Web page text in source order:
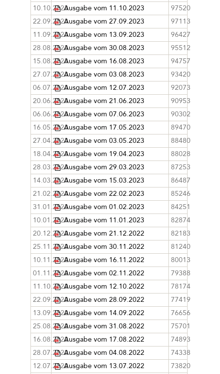
10.10.2023Ausgabe vom 11.10.2023
97520
22.09.2023Ausgabe vom 27.09.2023
97113
11.09.2023Ausgabe vom 13.09.2023
96427
28.08.2023Ausgabe vom 30.08.2023
95512
15.08.2023Ausgabe vom 16.08.2023
94757
27.07.2023Ausgabe vom 03.08.2023
93420
06.07.2023Ausgabe vom 12.07.2023
92073
20.06.2023Ausgabe vom 21.06.2023
90953
06.06.2023Ausgabe vom 07.06.2023
90302
16.05.2023Ausgabe vom 17.05.2023
89470
27.04.2023Ausgabe vom 03.05.2023
88480
18.04.2023Ausgabe vom 19.04.2023
88028
28.03.2023Ausgabe vom 29.03.2023
87253
14.03.2023Ausgabe vom 15.03.2023
86487
21.02.2023Ausgabe vom 22.02.2023
85246
31.01.2023Ausgabe vom 01.02.2023
84251
10.01.2023Ausgabe vom 11.01.2023
82874
20.12.2022Ausgabe vom 21.12.2022
82183
25.11.2022Ausgabe vom 30.11.2022
81240
10.11.2022Ausgabe vom 16.11.2022
80013
01.11.2022Ausgabe vom 02.11.2022
79388
11.10.2022Ausgabe vom 12.10.2022
78174
22.09.2022Ausgabe vom 28.09.2022
77419
13.09.2022Ausgabe vom 14.09.2022
76656
25.08.2022Ausgabe vom 31.08.2022
75701
16.08.2022Ausgabe vom 17.08.2022
74893
28.07.2022Ausgabe vom 04.08.2022
74338
12.07.2022Ausgabe vom 13.07.2022 73820